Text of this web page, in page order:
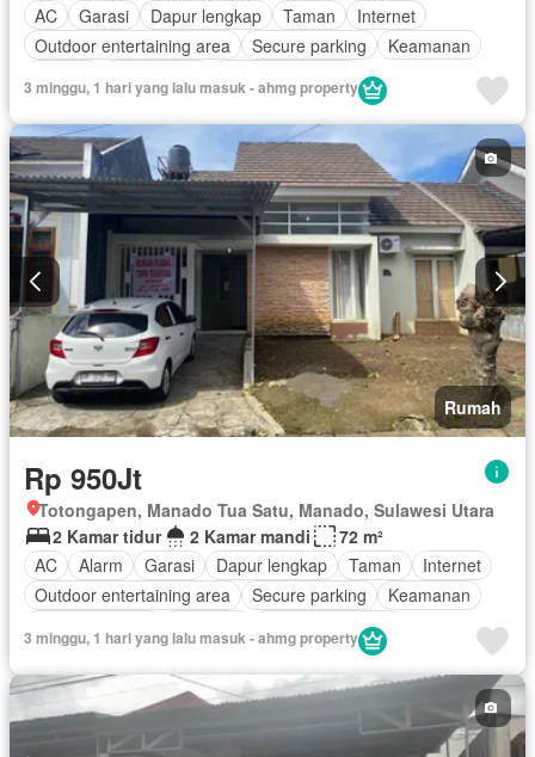
AC
Garasi Dapur lengkap Taman
Internet
Outdoor entertaining area
Secure parking
Keamanan
3 minggu, 1 hari yang lalu masuk - ahmg property
Rumah
Rp 950Jt
Totongapen, Manado Tua Satu, Manado, Sulawesi Utara
2 Kamar tidur
2 Kamar mandi
72 m²
AC
Alarm Garasi Dapur lengkap Taman
Internet
Outdoor entertaining area
Secure parking
Keamanan
Tanpa perabotan
3 minggu, 1 hari yang lalu masuk - ahmg property